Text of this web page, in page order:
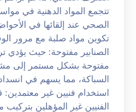
تتجمع المواد الدهنية في
الصحي عند إلقائها في
الصنابير مفتوحة: حيث يؤدي
مفتوحة بشكل مستمر إلى
استخدام فنيين غير
الفنيين غير المؤهلين